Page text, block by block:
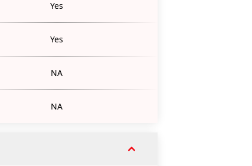
Yes
Yes
NA
NA